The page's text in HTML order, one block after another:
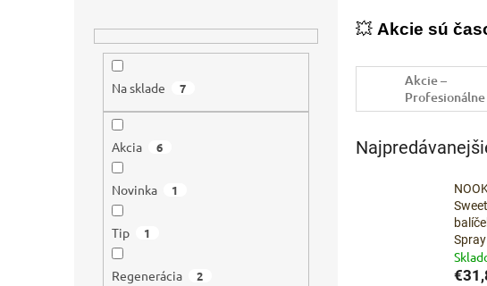
Na sklade 7
Akcia 6
Novinka 1
Tip 1
Regenerácia 2
💥 Akcie sú
Akcie –
Profesionálne
farby na vlasy